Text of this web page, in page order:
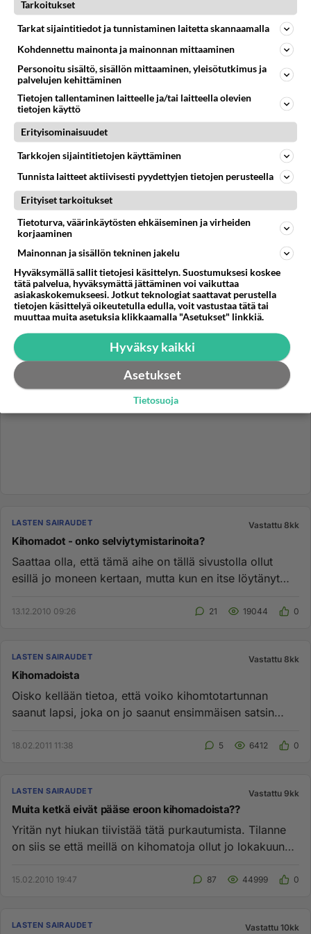
Vastattu 8kk
eskari-ikäisellä ei vielä. Lääkitty on koko porukka,
mutta... Minkälai...
16.11.2008 08:53
LASTEN SAIRAUDET Vastattu 8kk
Suntti
Onko kenenkään lapselle laitettu "sunttia" ja kuinka
kauan sitä on joutunut pitämään, vai onko se koko
loppuelämän. Poi...
LASTEN SAIRAUDET Vastattu 8kk
Kihomadot - onko selviytymistarinoita?
Saattaa olla, että tämä aihe on tällä sivustolla ollut
esillä jo moneen kertaan, mutta kun en itse löytänyt
13.12.2010 09:26 21 19044 0
LASTEN SAIRAUDET Vastattu 8kk
Kihomadoista
Oisko kellään tietoa, että voiko kihomtotartunnan
saanut lapsi, joka on jo saanut ensimmäisen satsin
18.02.2011 11:38 5 6412 0
LASTEN SAIRAUDET Vastattu 9kk
Muita ketkä eivät pääse eroon kihomadoista??
Yritän nyt hiukan tiivistää tätä purkautumista. Tilanne
on siis se että meillä on kihomatoja ollut jo lokakuun
15.02.2010 19:47 87 44999 0
LASTEN SAIRAUDET Vastattu 10kk
Tarkoitukset
Tarkat sijaintitiedot ja tunnistaminen laitetta skannaamalla
Kohdennettu mainonta ja mainonnan mittaaminen
Personoitu sisältö, sisällön mittaaminen, yleisötutkimus ja
palvelujen kehittäminen
Tietojen tallentaminen laitteelle ja/tai laitteella olevien
tietojen käyttö
Erityisominaisuudet
Tarkkojen sijaintitietojen käyttäminen
Tunnista laitteet aktiivisesti pyydettyjen tietojen perusteella
Erityiset tarkoitukset
Tietoturva, väärinkäytösten ehkäiseminen ja virheiden
korjaaminen
Mainonnan ja sisällön tekninen jakelu
Hyväksymällä sallit tietojesi käsittelyn. Suostumuksesi koskee
tätä palvelua, hyväksymättä jättäminen voi vaikuttaa
asiakaskokemukseesi. Jotkut teknologiat saattavat perustella
tietojen käsittelyä oikeutetulla edulla, voit vastustaa tätä tai
muuttaa muita asetuksia klikkaamalla "Asetukset" linkkiä.
Hyväksy kaikki
Asetukset
Tietosuoja